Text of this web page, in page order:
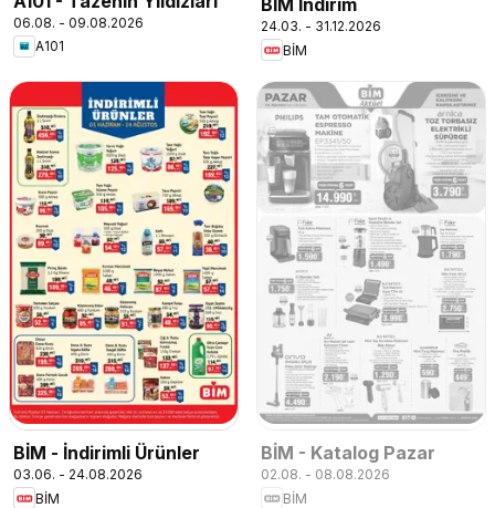
06.08. - 09.08.2026
A101
BİM İndirim
24.03. - 31.12.2026
BİM
BİM - İndirimli Ürünler
03.06. - 24.08.2026
BİM
BİM - Katalog Pazar
02.08. - 08.08.2026
BİM